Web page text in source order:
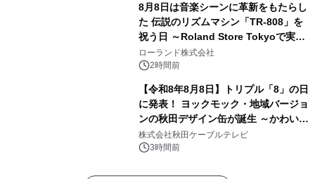
8月8日は音楽シーンに革新をもたらし
た 伝説のリズムマシン「TR-808」を
祝う日 ～Roland Store Tokyoで実機
を展示しての 記念キャンペーンを開
催 英国ラジオ「NTS」の 特別プログ
アーティストを フィーチャーしたアニ
メーションを公開～
ローランド株式会社
2時間前
【令和8年8月8日】トリプル「8」の日
に発表！ ヨックモック・地域バージョ
ンの秋田デザイン缶が誕生 ～かわいい
秋田犬の子犬と秋田の四季と名所を巡
るパッケージ～ 9月1日(火)秋田県内で
株式会社秋田ケーブルテレビ
3時間前